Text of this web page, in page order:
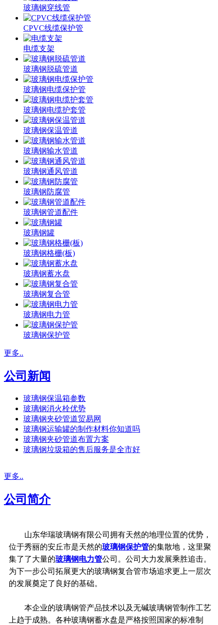
玻璃钢穿线管
CPVC线缆保护管
电缆支架
玻璃钢脱硫管道
玻璃钢电缆保护管
玻璃钢电缆护套管
玻璃钢保温管道
玻璃钢输水管道
玻璃钢通风管道
玻璃钢防腐管
玻璃钢管道配件
玻璃钢罐
玻璃钢格栅(板)
玻璃钢蓄水盘
玻璃钢复合管
玻璃钢电力管
玻璃钢保护管
更多..
公司新闻
玻璃钢保温箱参数
玻璃钢消火栓优势
玻璃钢夹砂管道贸易网
玻璃钢运输罐的制作材料你知道吗
玻璃钢夹砂管道布置方案
玻璃钢垃圾箱的售后服务是全市好
更多..
公司简介
山东华瑞玻璃钢有限公司拥有天然的地理位置的优势，
位于秀丽的安丘市是天然的玻璃钢保护管的集散地，这里聚
集了了大量的玻璃钢电力管公司。公司大力发展乘胜追击。
为下一步公司拓展更大的玻璃钢复合管市场追求更上一层次
的发展奠定了良好的基础。
本企业的玻璃钢管产品技术以及无碱玻璃钢管制作工艺
上趋于成熟。各种玻璃钢蓄水盘是严格按照国家的标准制